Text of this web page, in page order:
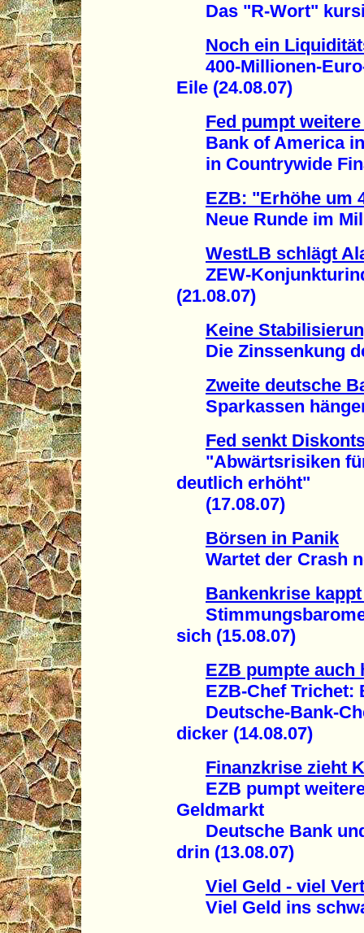
Das "R-Wort"
Noch ein
400-Millionen-
Eile (24.08.07)
Fed pumpt
Bank of America
in Countrywide
EZB: "Erhöhe um
Neue Runde im
WestLB schlägt
ZEW-
(21.08.07)
Keine
Die Zinssenkung
Zweite deutsche
Sparkassen
Fed senkt
"Abwärtsrisiken
deutlich erhöht"
(17.08.07)
Börsen in Panik
Wartet der Crash
Bankenkrise
sich (15.08.07)
EZB pumpte auch
EZB-Chef Trichet:
Deutsche-Bank-
dicker (14.08.07)
Finanzkrise zieht
EZB pumpt weitere
Geldmarkt
Deutsche Bank
drin (13.08.07)
Viel Geld - viel
Viel Geld ins